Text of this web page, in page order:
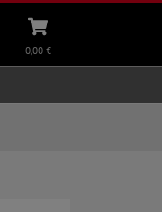
Warenkorb
aufklappen
0,00 €